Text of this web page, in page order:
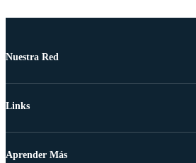
Nuestra Red
Links
Aprender Más